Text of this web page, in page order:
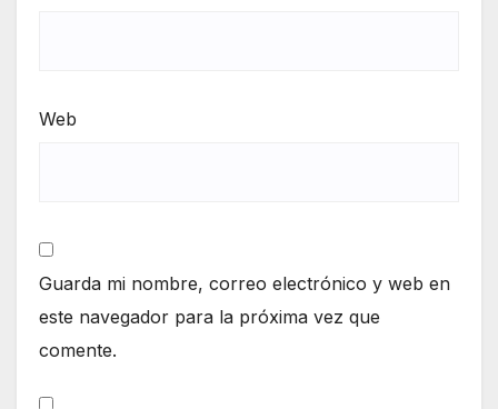
Web
Guarda mi nombre, correo electrónico y web en
este navegador para la próxima vez que
comente.